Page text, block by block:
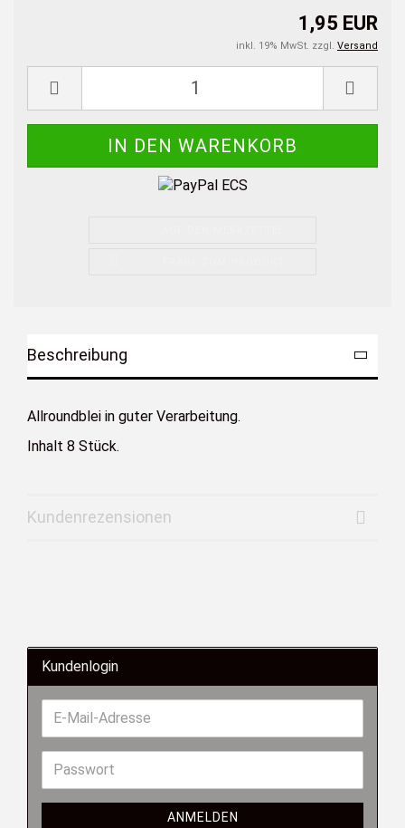
1,95 EUR
inkl. 19% MwSt. zzgl. Versand
Beschreibung
Allroundblei in guter Verarbeitung.
Inhalt 8 Stück.
Kundenrezensionen
Kundenlogin
ANMELDEN